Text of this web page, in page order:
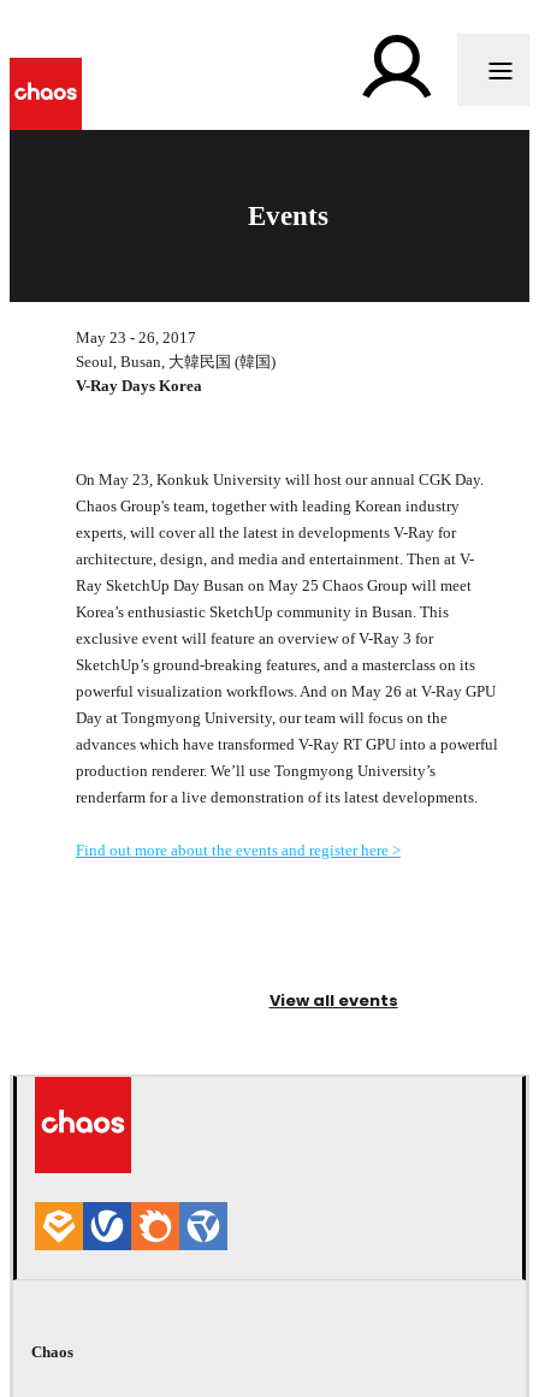
Events
May 23 - 26, 2017
Seoul, Busan, 大韓民国 (韓国)
V-Ray Days Korea
On May 23, Konkuk University will host our annual CGK Day.
Chaos Group's team, together with leading Korean industry
experts, will cover all the latest in developments V-Ray for
architecture, design, and media and entertainment. Then at V-
Ray SketchUp Day Busan on May 25 Chaos Group will meet
Korea’s enthusiastic SketchUp community in Busan. This
exclusive event will feature an overview of V-Ray 3 for
SketchUp’s ground-breaking features, and a masterclass on its
powerful visualization workflows. And on May 26 at V-Ray GPU
Day at Tongmyong University, our team will focus on the
advances which have transformed V-Ray RT GPU into a powerful
production renderer. We’ll use Tongmyong University’s
renderfarm for a live demonstration of its latest developments.
Find out more about the events and register here >
View all events
Chaos